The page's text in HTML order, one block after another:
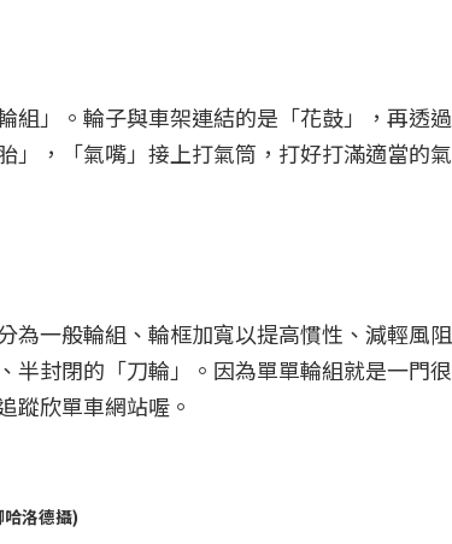
組」。輪子與車架連結的是「花鼓」，再透過
」，「氣嘴」接上打氣筒，打好打滿適當的氣
為一般輪組、輪框加寬以提高慣性、減輕風阻
半封閉的「刀輪」。因為單單輪組就是一門很
蹤欣單車網站喔。
洛德攝)